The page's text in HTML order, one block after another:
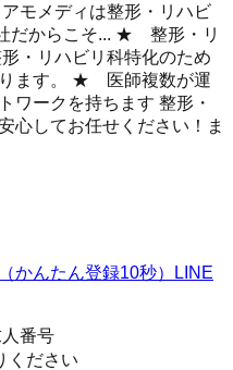
モメディは整形・リハビ
だからこそ... ★ 整形・リ
・リハビリ科特化のため
ります。 ★ 医師複数が運
ワークを持ちます 整形・
心してお任せください！ま
かんたん登録10秒）
LINE
番号
ください